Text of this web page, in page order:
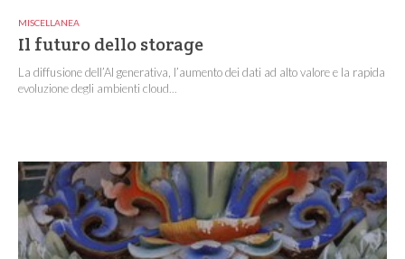
MISCELLANEA
Il futuro dello storage
La diffusione dell’AI generativa, l’aumento dei dati ad alto valore e la rapida
evoluzione degli ambienti cloud...